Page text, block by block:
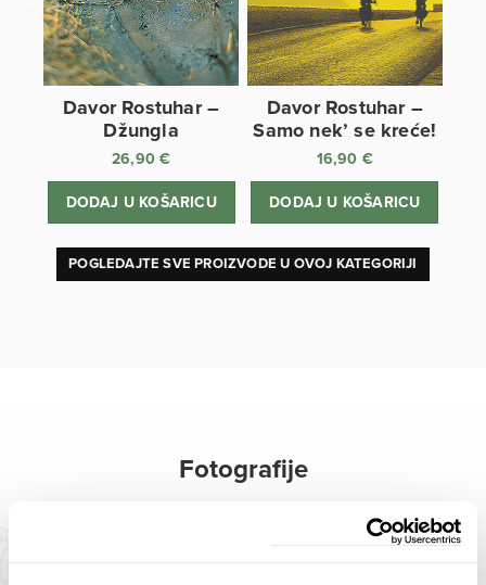
Davor Rostuhar –
Džungla
26,90€
DODAJ U KOŠARICU
Davor Rostuhar –
Samo nek’ se kreće!
16,90 €
DODAJ U KOŠARICU
POGLEDAJTE SVE PROIZVODE U OVOJ KATEGORIJI
Fotografije